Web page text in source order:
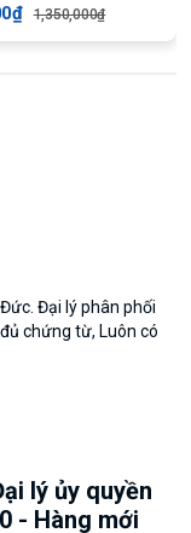
1,350,000₫
Đại lý phân phối
chứng từ, Luôn có
lý ủy quyền
- Hàng mới